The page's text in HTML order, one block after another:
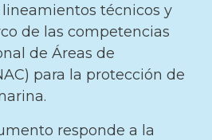
técnicos y
de las competencias
de Áreas de
para la protección de
responde a la